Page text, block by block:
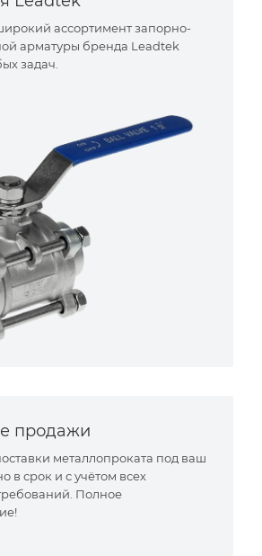
ассортимент запорно-
арматуры бренда Leadtek
задач.
продажи
металлопроката под ваш
в срок и с учётом всех
Полное